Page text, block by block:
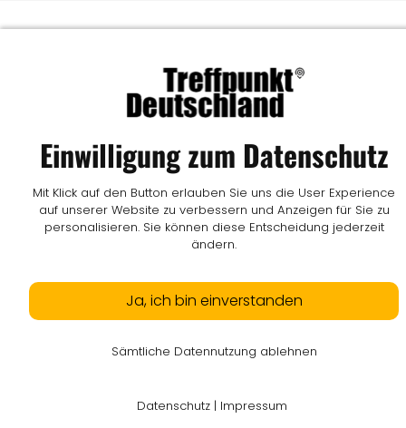
Einwilligung zum Datenschutz
Mit Klick auf den Button erlauben Sie uns die User Experience
auf unserer Website zu verbessern und Anzeigen für Sie zu
personalisieren. Sie können diese Entscheidung jederzeit
ändern.
Ja, ich bin einverstanden
Sämtliche Datennutzung ablehnen
Datenschutz | Impressum